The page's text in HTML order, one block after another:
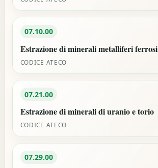
07.10.00
Estrazione di minerali metalliferi ferrosi
CODICE ATECO
07.21.00
Estrazione di minerali di uranio e torio
CODICE ATECO
07.29.00